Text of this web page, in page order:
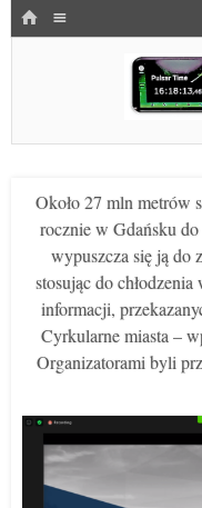
HOME
Pulsarowy.pl
Około 27 mln metrów
rocznie w Gdańsku do
wypuszcza się ją do
stosując do
informacji,
Cyrkularne miasta –
Organizatorami byli